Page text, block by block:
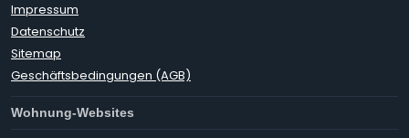
Impressum
Datenschutz
Sitemap
Geschäftsbedingungen (AGB)
Wohnung-Websites